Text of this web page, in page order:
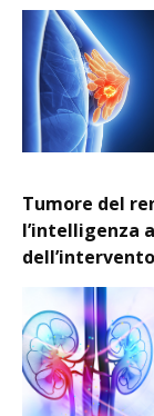
Tumore del
l’intelligenza
dell’intervento